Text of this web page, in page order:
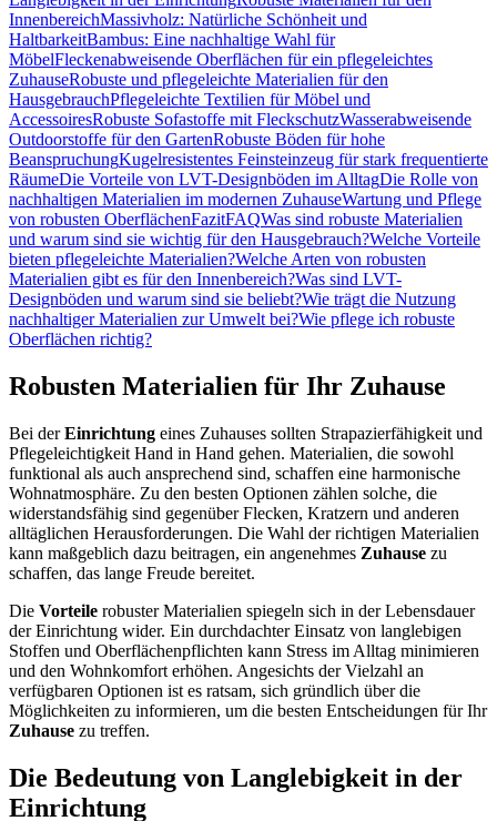
InnenbereichMassivholz: Natürliche Schönheit und
HaltbarkeitBambus: Eine nachhaltige Wahl für
MöbelFleckenabweisende Oberflächen für ein pflegeleichtes
ZuhauseRobuste und pflegeleichte Materialien für den
HausgebrauchPflegeleichte Textilien für Möbel und
AccessoiresRobuste Sofastoffe mit FleckschutzWasserabweisende
Outdoorstoffe für den GartenRobuste Böden für hohe
BeanspruchungKugelresistentes Feinsteinzeug für stark frequentierte
RäumeDie Vorteile von LVT-Designböden im AlltagDie Rolle von
nachhaltigen Materialien im modernen ZuhauseWartung und Pflege
von robusten OberflächenFazitFAQWas sind robuste Materialien
und warum sind sie wichtig für den Hausgebrauch?Welche Vorteile
bieten pflegeleichte Materialien?Welche Arten von robusten
Materialien gibt es für den Innenbereich?Was sind LVT-
Designböden und warum sind sie beliebt?Wie trägt die Nutzung
nachhaltiger Materialien zur Umwelt bei?Wie pflege ich robuste
Oberflächen richtig?
Robusten Materialien für Ihr Zuhause
Bei derEinrichtung eines Zuhauses sollten Strapazierfähigkeit und
Pflegeleichtigkeit Hand in Hand gehen. Materialien, die sowohl
funktional als auch ansprechend sind, schaffen eine harmonische
Wohnatmosphäre. Zu den besten Optionen zählen solche, die
widerstandsfähig sind gegenüber Flecken, Kratzern und anderen
alltäglichen Herausforderungen. Die Wahl der richtigen Materialien
kann maßgeblich dazu beitragen, ein angenehmes Zuhause zu
schaffen, das lange Freude bereitet.
Die Vorteile robuster Materialien spiegeln sich in der Lebensdauer
der Einrichtung wider. Ein durchdachter Einsatz von langlebigen
Stoffen und Oberflächenpflichten kann Stress im Alltag minimieren
und den Wohnkomfort erhöhen. Angesichts der Vielzahl an
verfügbaren Optionen ist es ratsam, sich gründlich über die
Möglichkeiten zu informieren, um die besten Entscheidungen für Ihr
Zuhause zu treffen.
Die Bedeutung von Langlebigkeit in der
Einrichtung